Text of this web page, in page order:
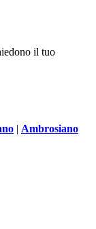
il tuo
| Ambrosiano